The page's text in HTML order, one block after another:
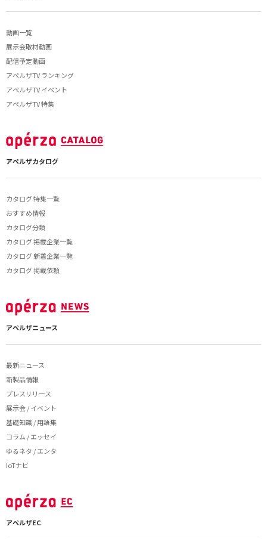
動画一覧
展示会取材動画
配信予定動画
アペルザTV ランキング
アペルザTV イベント
アペルザTV 特集
アペルザカタログ
カタログ 特集一覧
おすすめ情報
カタログ分類
カタログ 掲載企業一覧
カタログ 新着企業一覧
カタログ 掲載依頼
アペルザニュース
最新ニュース
新製品情報
プレスリリース
展示会 / イベント
基礎知識 / 用語集
コラム / エッセイ
ゆるネタ / エンタ
IoTナビ
アペルザEC